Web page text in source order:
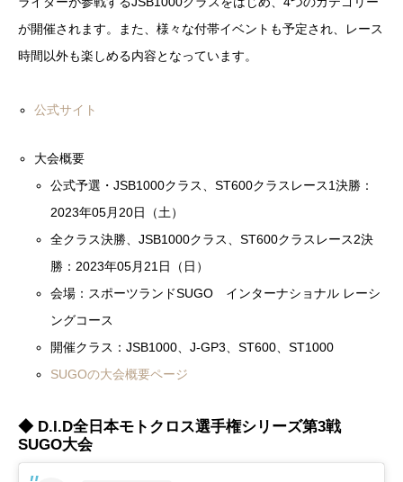
が開催されます。また、様々な付帯イベントも予定され、レース
時間以外も楽しめる内容となっています。
公式サイト
大会概要
公式予選・JSB1000クラス、ST600クラスレース1決勝：
2023年05月20日（土）
全クラス決勝、JSB1000クラス、ST600クラスレース2決
勝：2023年05月21日（日）
会場：スポーツランドSUGO インターナショナル レーシ
ングコース
開催クラス：JSB1000、J-GP3、ST600、ST1000
SUGOの大会概要ページ
◆ D.I.D全日本モトクロス選手権シリーズ第3戦
SUGO大会